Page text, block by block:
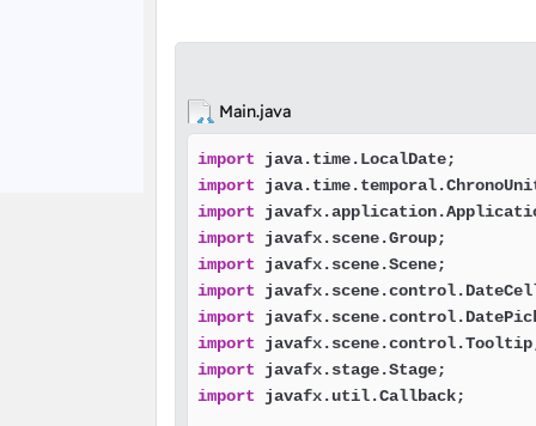
Main.java
import
import
import
import
import
import
import
import
import
import javafx.util.Callback;